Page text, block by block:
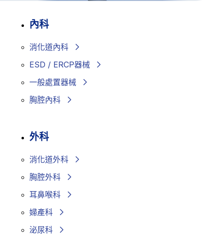
內科
消化道內科
ESD / ERCP器械
一般處置器械
胸腔內科
外科
消化道外科
胸腔外科
耳鼻喉科
婦產科
泌尿科